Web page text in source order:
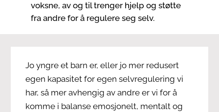
voksne, av og til trenger hjelp og støtte
fra andre for å regulere seg selv.
Jo yngre et barn er, eller jo mer redusert
egen kapasitet for egen selvregulering vi
har, så mer avhengig av andre er vi for å
komme i balanse emosjonelt, mentalt og